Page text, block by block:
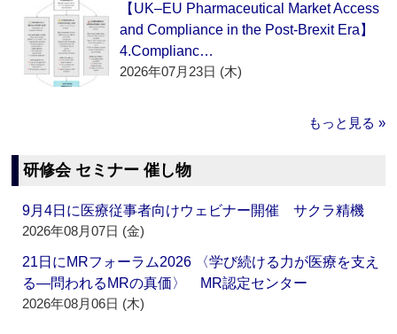
【UK–EU Pharmaceutical Market Access
and Compliance in the Post-Brexit Era】
4.Complianc…
2026年07月23日 (木)
もっと見る »
研修会 セミナー 催し物
9月4日に医療従事者向けウェビナー開催 サクラ精機
2026年08月07日 (金)
21日にMRフォーラム2026 〈学び続ける力が医療を支え
る―問われるMRの真価〉 MR認定センター
2026年08月06日 (木)